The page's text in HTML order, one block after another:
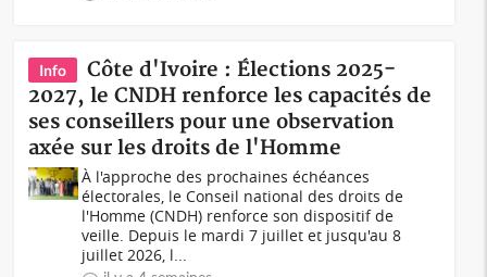
Info
Côte d'Ivoire : Élections 2025-
2027, le CNDH renforce les capacités de
ses conseillers pour une observation
axée sur les droits de l'Homme
À l'approche des prochaines échéances
électorales, le Conseil national des droits de
l'Homme (CNDH) renforce son dispositif de
veille. Depuis le mardi 7 juillet et jusqu'au 8
juillet 2026, l...